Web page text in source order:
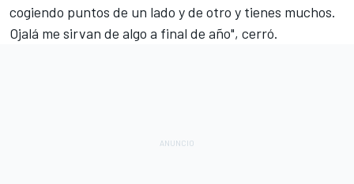
cogiendo puntos de un lado y de otro y tienes muchos.
Ojalá me sirvan de algo a final de año", cerró.